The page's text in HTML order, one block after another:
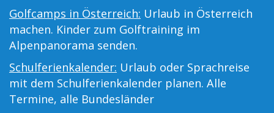
Golfcamps in Österreich: Urlaub in Österreich
machen. Kinder zum Golftraining im
Alpenpanorama senden.
Schulferienkalender: Urlaub oder Sprachreise
mit dem Schulferienkalender planen. Alle
Termine, alle Bundesländer